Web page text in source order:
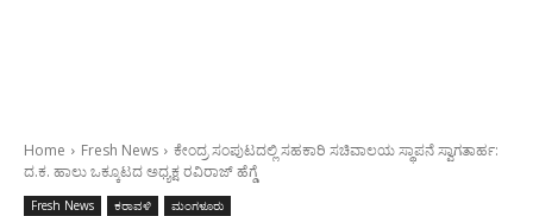
Home Fresh News
ಕೇಂದ್ರ ಸಂಪುಟದಲ್ಲಿ ಸಹಕಾರಿ ಸಚಿವಾಲಯ ಸ್ಥಾಪನೆ ಸ್ವಾಗತಾರ್ಹ:
ದ.ಕ. ಹಾಲು ಒಕ್ಕೂಟದ ಅಧ್ಯಕ್ಷ ರವಿರಾಜ್ ಹೆಗ್ಡೆ
Fresh News ಕರಾವಳಿ ಮಂಗಳೂರು